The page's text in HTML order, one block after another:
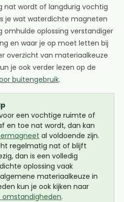
nat wordt of langdurig vochtig
je wat waterdichte magneten
omhulde oplossing verstandiger
en waar je op moet letten bij
overzicht van materiaalkeuze
je ook verder lezen op de
buitengebruik.
een vochtige ruimte of
en toe nat wordt, dan kan
al voldoende zijn.
regelmatig nat of blijft
dan is een volledig
oplossing vaak
materiaalkeuze in
kun je ook kijken naar
.